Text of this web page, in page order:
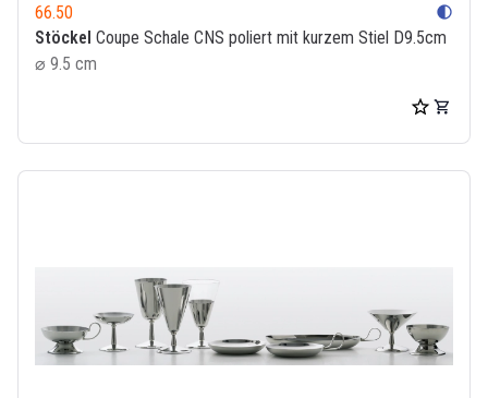
66.50 contrast
Stöckel Coupe Schale CNS poliert mit kurzem Stiel D9.5cm
⌀ 9.5 cm